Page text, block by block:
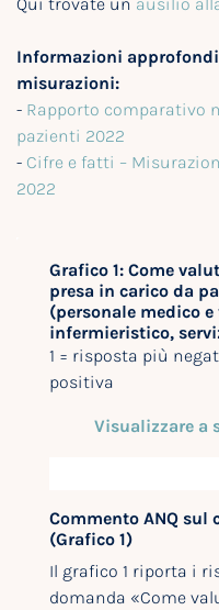
Informazioni
misurazioni:
- Rapporto comparativo
pazienti 2022
- Cifre e fatti –
2022
Grafico 1: Come
presa in carico da
(personale medico
infermieristico,
1 = risposta più
positiva
Visualizzare a
Commento ANQ sul
(Grafico 1)
Il grafico 1 riporta i
domanda «Come